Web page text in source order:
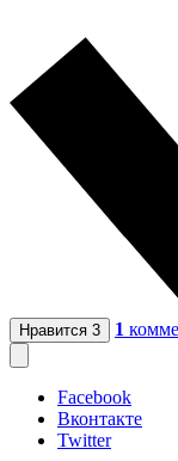
Нравится 3 1
Facebook
Вконтакте
Twitter